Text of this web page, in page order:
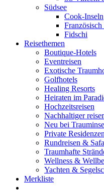
Südsee
Cook-Inseln
Fidschi
Reisethemen
Boutique-Hotels
Eventreisen
Exotische
Golfhotels
Healing Resorts
Heiraten im
Hochzeitsreisen
Nachhaltiger
Neu bei
Private Residenzen
Rundreisen &
Traumhafte
Wellness &
Yachten &
Merkliste